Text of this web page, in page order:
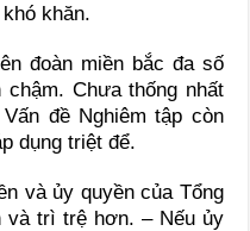
khăn.
đoàn miền bắc đa số
Chưa thống nhất
đề Nghiêm tập còn
dụng triệt để.
và ủy quyền của Tổng
và trì trệ hơn. – Nếu ủy